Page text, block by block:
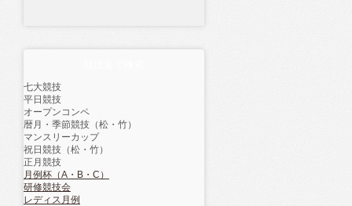
七大競技
平日競技
オープンコンペ
暦月・季節競技（松・竹）
マンスリーカップ
祝日競技（松・竹）
正月競技
月例杯（A・B・C）
研修競技会
レディス月例